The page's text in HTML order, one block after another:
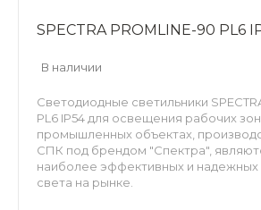
SPECTRA PROMLINE-90 PL6
В наличии
Светодиодные светильники
PL6 IP54 для освещения рабочих
промышленных объектах,
СПК под брендом "Спектра",
наиболее эффективных и надежных
света на рынке.